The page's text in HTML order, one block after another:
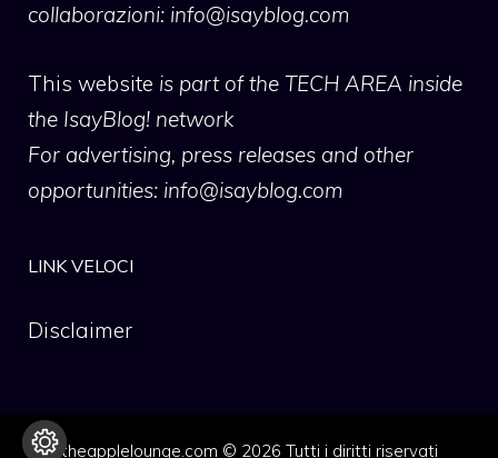
collaborazioni: info@isayblog.com
This website is part of the TECH AREA inside
the IsayBlog! network
For advertising, press releases and other
opportunities: info@isayblog.com
LINK VELOCI
Disclaimer
theapplelounge.com © 2026 Tutti i diritti riservati